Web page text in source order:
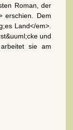
Roman, der
erschien. Dem
Land</em>.
und
sie am